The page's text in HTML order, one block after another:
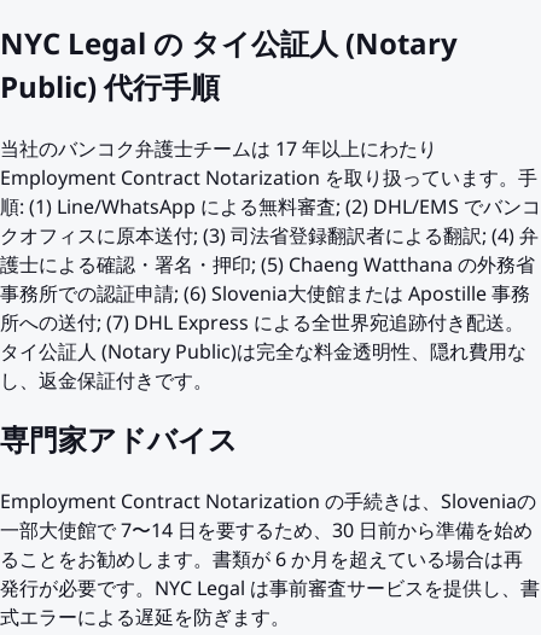
NYC Legal の タイ公証人 (Notary
Public) 代行手順
当社のバンコク弁護士チームは 17 年以上にわたり
Employment Contract Notarization を取り扱っています。手
順: (1) Line/WhatsApp による無料審査; (2) DHL/EMS でバンコ
クオフィスに原本送付; (3) 司法省登録翻訳者による翻訳; (4) 弁
護士による確認・署名・押印; (5) Chaeng Watthana の外務省
事務所での認証申請; (6) Slovenia大使館または Apostille 事務
所への送付; (7) DHL Express による全世界宛追跡付き配送。
タイ公証人 (Notary Public)は完全な料金透明性、隠れ費用な
し、返金保証付きです。
専門家アドバイス
Employment Contract Notarization の手続きは、Sloveniaの
一部大使館で 7〜14 日を要するため、30 日前から準備を始め
ることをお勧めします。書類が 6 か月を超えている場合は再
発行が必要です。NYC Legal は事前審査サービスを提供し、書
式エラーによる遅延を防ぎます。